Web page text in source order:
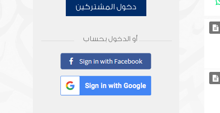
دخول المشتركين
أو الدخول بحساب